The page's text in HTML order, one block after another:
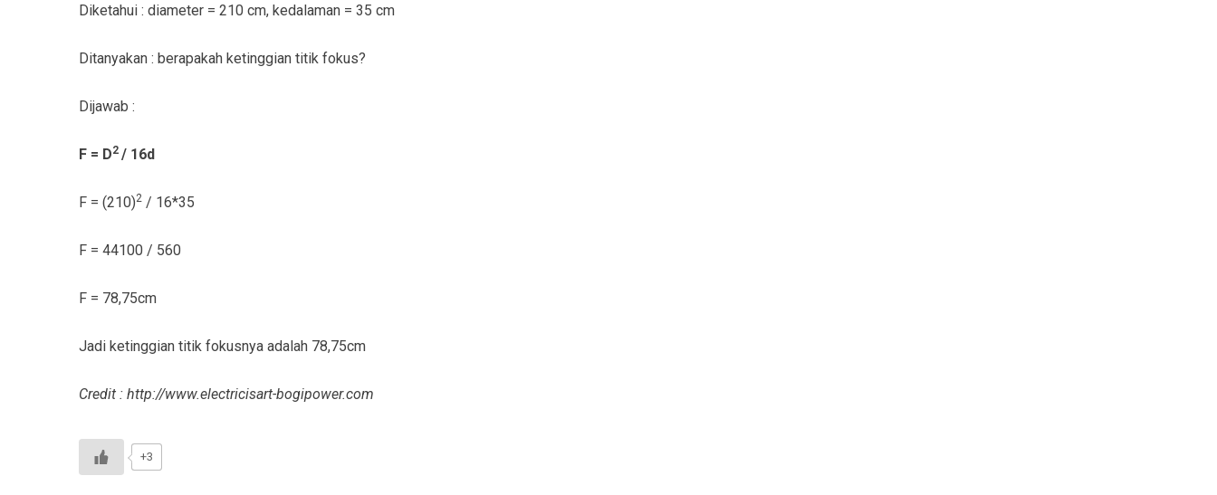
Diketahui : diameter = 210 cm, kedalaman = 35 cm
Ditanyakan : berapakah ketinggian titik fokus?
Dijawab :
F = D2 / 16d
F = (210)2 / 16*35
F = 44100 / 560
F = 78,75cm
Jadi ketinggian titik fokusnya adalah 78,75cm
Credit : http://www.electricisart-bogipower.com
+3